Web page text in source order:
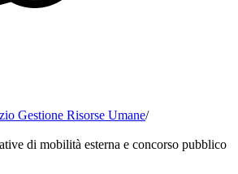
Gestione Risorse Umane/
di mobilità esterna e concorso pubblico